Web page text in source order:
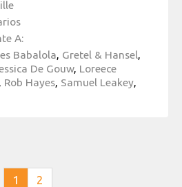
A:
Babalola, Gretel & Hansel,
De Gouw, Loreece
, Rob Hayes, Samuel Leakey,
1 2